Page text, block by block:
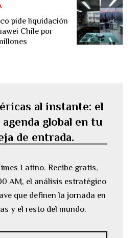
pide liquidación
Chile por
al instante: el
global en tu
de entrada.
Latino. Recibe gratis,
AM, el análisis estratégico
que definen la jornada en
y el resto del mundo.